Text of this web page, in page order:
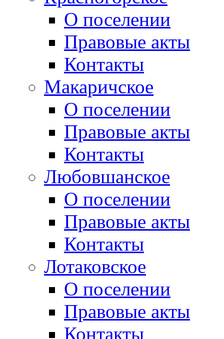
О поселении
Правовые акты
Контакты
Макаричское
О поселении
Правовые акты
Контакты
Любовшанское
О поселении
Правовые акты
Контакты
Лотаковское
О поселении
Правовые акты
Контакты